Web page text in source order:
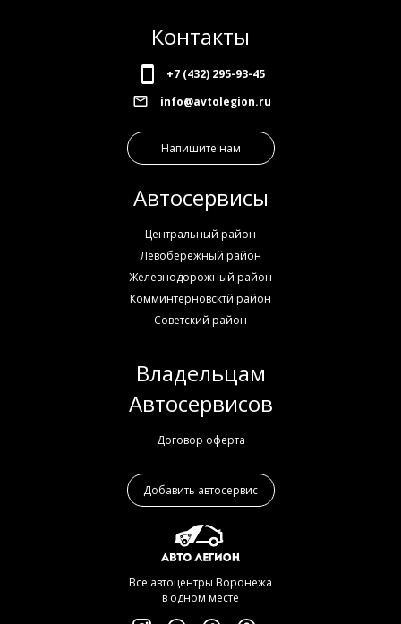
Контакты
+7 (432) 295-93-45
info@avtolegion.ru
Напишите нам
Автосервисы
Центральный район
Левобережный район
Железнодорожный район
Комминтерновсктй район
Советский район
Владельцам
Автосервисов
Договор оферта
Добавить автосервис
Все автоцентры Воронежа
в одном месте